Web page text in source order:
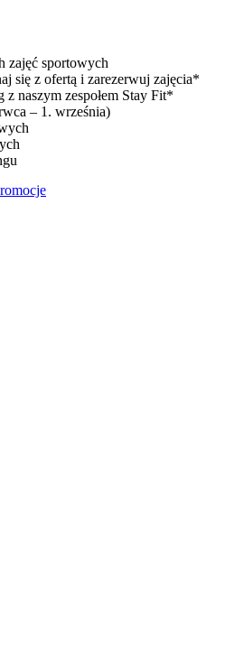
zajęć sportowych
się z ofertą i zarezerwuj zajęcia*
naszym zespołem Stay Fit*
– 1. września)